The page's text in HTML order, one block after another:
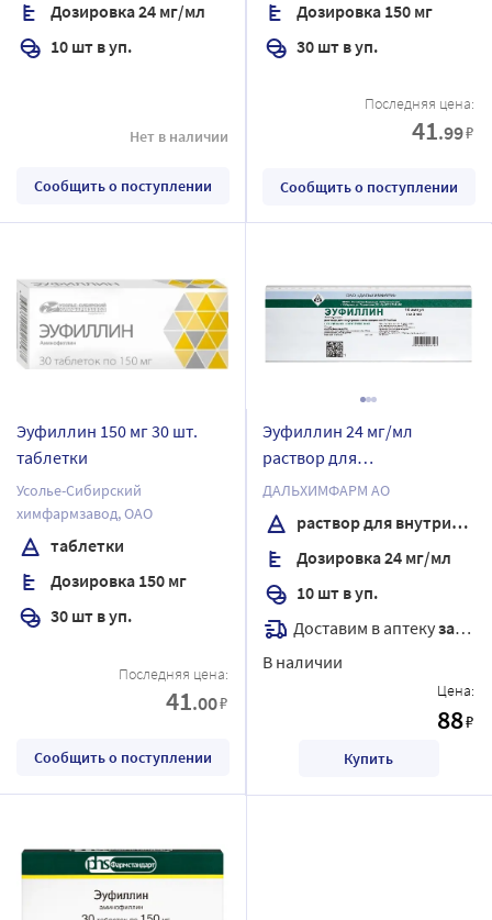
Дозировка 24 мг/мл
10 шт в уп.
Нет в наличии
Сообщить о поступлении
Дозировка 150 мг
30 шт в уп.
Последняя цена:
41.99₽
Сообщить о поступлении
Эуфиллин 150 мг 30 шт.
таблетки
Усолье-Сибирский
химфармзавод, ОАО
таблетки
Дозировка 150 мг
30 шт в уп.
Последняя цена:
41.00₽
Сообщить о поступлении
Эуфиллин 24 мг/мл
раствор для
внутривенного введения 5
мл ампулы 10 шт./коробка
ДАЛЬХИМФАРМ АО
раствор для внутривенного введения
Дозировка 24 мг/мл
10 шт в уп.
Доставим в аптекузавтра
В наличии
Цена:
88₽
Купить